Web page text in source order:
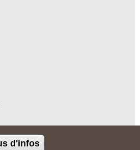
d'infos